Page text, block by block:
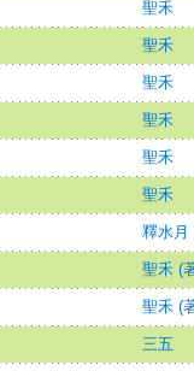
聖禾
聖禾
聖禾
聖禾
聖禾
聖禾
釋水月
聖禾 (
聖禾 (
三五